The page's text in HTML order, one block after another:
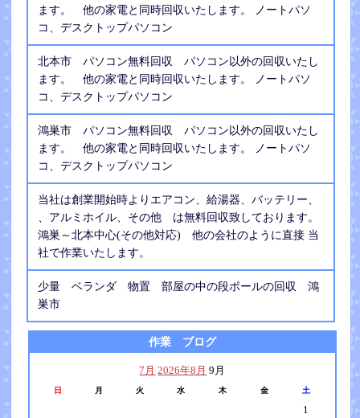
ます。 他の家電と同時回収いたします。 ノートパソ
コ、デスクトップパソコン
北本市 パソコン無料回収 パソコン以外の回収いたし
ます。 他の家電と同時回収いたします。 ノートパソ
コ、デスクトップパソコン
鴻巣市 パソコン無料回収 パソコン以外の回収いたし
ます。 他の家電と同時回収いたします。 ノートパソ
コ、デスクトップパソコン
当社は創業開始時よりエアコン、給湯器、バッテリー、
、アルミホイル、その他 は無料回収致しております。
鴻巣～北本中心(その他対応) 他の会社のように直接 当
社で作業いたします。
少量 ベランダ 物置 部屋の中の段ボールの回収 鴻
巣市
作業 ブログ
7月 2026年8月 9月
日 月 火 水 木 金 土
1